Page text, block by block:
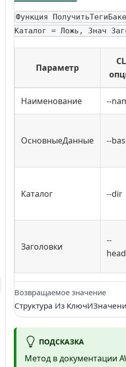
Функция
Каталог = Ложь, Знач
Параметр
Наименование --
ОсновныеДанные --
Каталог --dir
Заголовки
--
Возвращаемое значение
Структура Из
ПОДСКАЗКА
Метод в документации